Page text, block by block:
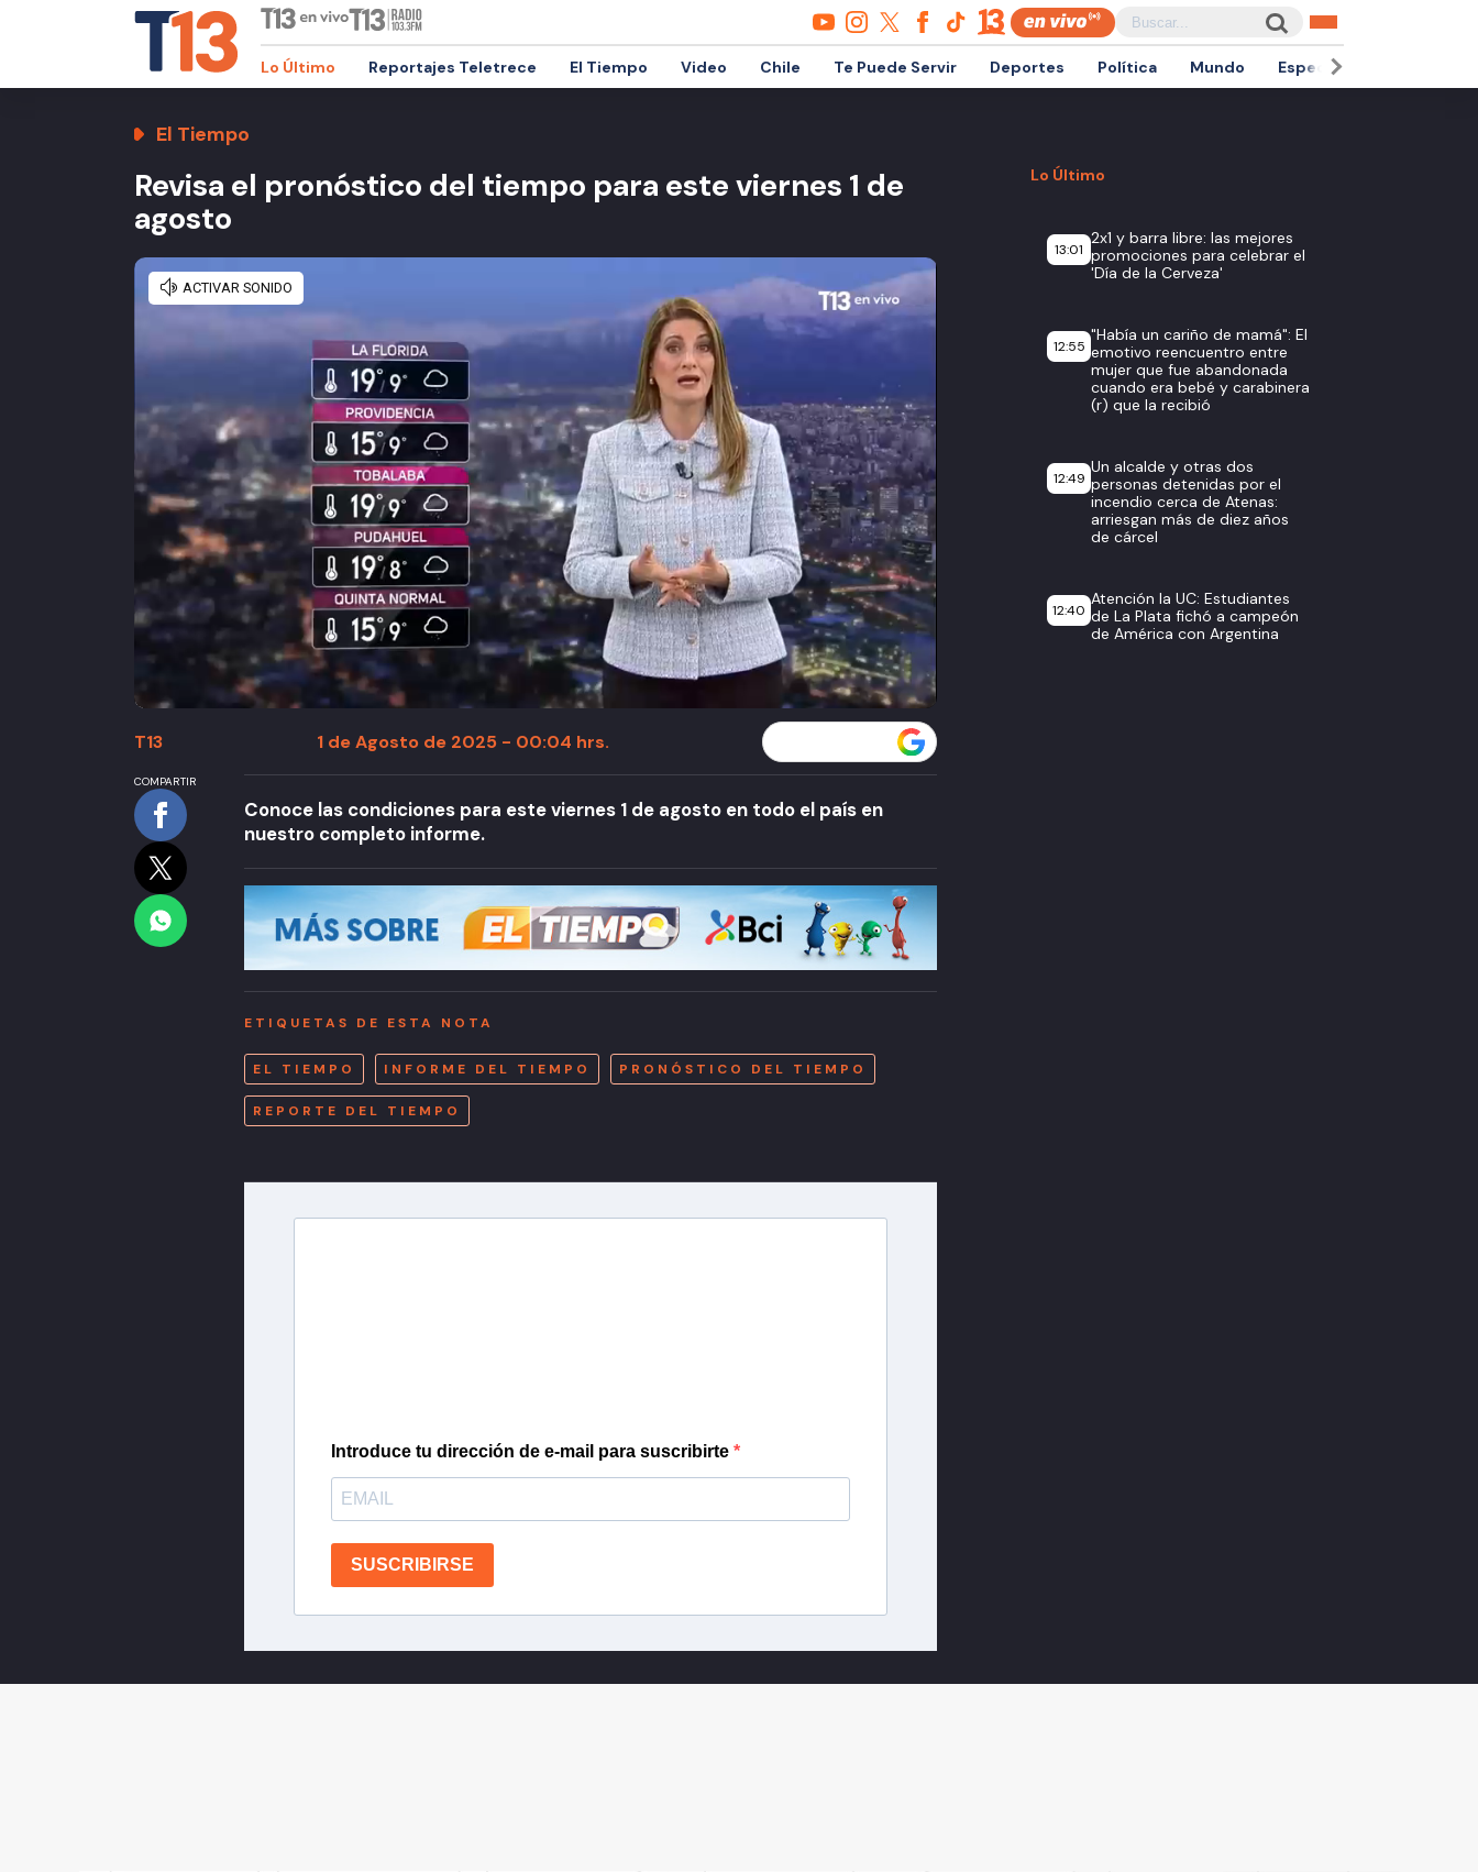
Lo Último Reportajes Teletrece El Tiempo Video Chile Te Puede Servir Deportes Política Mundo Espectáculos
El Tiempo
Revisa el pronóstico del tiempo para este viernes 1 de
agosto
T13 1 de Agosto de 2025 - 00:04 hrs.
COMPARTIR
Conoce las condiciones para este viernes 1 de agosto en todo el país en
nuestro completo informe.
ETIQUETAS DE ESTA NOTA
EL TIEMPO INFORME DEL TIEMPO PRONÓSTICO DEL TIEMPO
REPORTE DEL TIEMPO
Introduce tu dirección de e-mail para suscribirte
SUSCRIBIRSE
Lo Último
13:01
2x1 y barra libre: las mejores
promociones para celebrar el
'Día de la Cerveza'
12:55
"Había un cariño de mamá": El
emotivo reencuentro entre
mujer que fue abandonada
cuando era bebé y carabinera
(r) que la recibió
12:49
Un alcalde y otras dos
personas detenidas por el
incendio cerca de Atenas:
arriesgan más de diez años
de cárcel
12:40
Atención la UC: Estudiantes
de La Plata fichó a campeón
de América con Argentina